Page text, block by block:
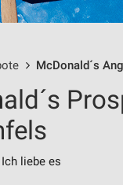
McDonald´s
liebe es